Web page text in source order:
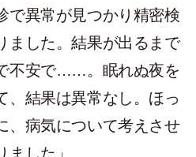
で異常が見つかり精密検
ました。結果が出るまで
不安で……。眠れぬ夜を
、結果は異常なし。ほっ
、病気について考えさせ
した」